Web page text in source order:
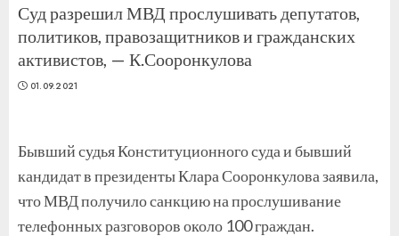
Суд разрешил МВД прослушивать депутатов,
политиков, правозащитников и гражданских
активистов, — К.Сооронкулова
01.09.2021
Бывший судья Конституционного суда и бывший
кандидат в президенты Клара Сооронкулова заявила,
что МВД получило санкцию на прослушивание
телефонных разговоров около 100 граждан.